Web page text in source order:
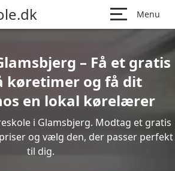
Menu
– Få et gratis
køretimer og få dit
en lokal kørelærer
i Glamsbjerg. Modtag et gratis
og vælg den, der passer perfekt
til dig.